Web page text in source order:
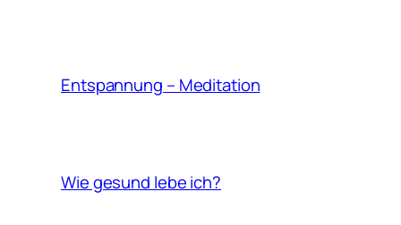
Entspannung – Meditation
Wie gesund lebe ich?